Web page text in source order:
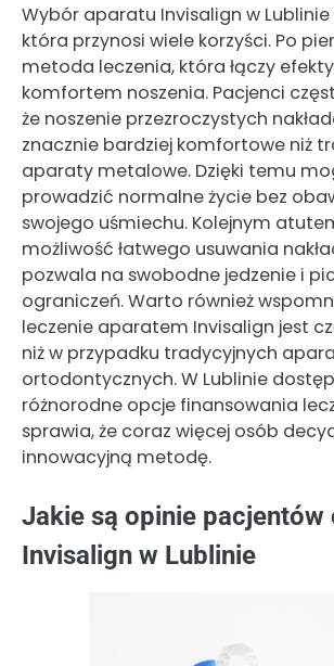
Wybór aparatu Invisalign w
która przynosi wiele korzyści. Po
metoda leczenia, która łączy
komfortem noszenia. Pacjenci
że noszenie przezroczystych
znacznie bardziej komfortowe niż
aparaty metalowe. Dzięki temu
prowadzić normalne życie bez
swojego uśmiechu. Kolejnym
możliwość łatwego usuwania
pozwala na swobodne jedzenie i
ograniczeń. Warto również
leczenie aparatem Invisalign jest
niż w przypadku tradycyjnych
ortodontycznych. W Lublinie
różnorodne opcje finansowania
sprawia, że coraz więcej osób
innowacyjną metodę.
Jakie są opinie pacjentów
Invisalign w Lublinie